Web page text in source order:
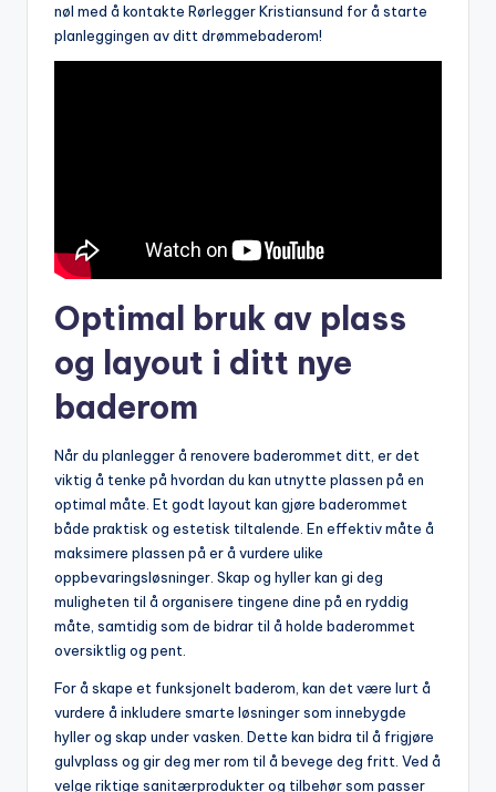
nøl med å kontakte Rørlegger⁤ Kristiansund for å starte
planleggingen av ⁤ditt⁢ drømmebaderom!
Optimal bruk av plass
‍og layout i ‌ditt nye
⁣baderom
Når du planlegger å renovere‌ baderommet ditt, er det
viktig ‌å‍ tenke⁣ på hvordan du kan⁢ utnytte⁣ plassen på⁤ en
‍optimal måte. ⁢Et ⁢godt layout ‍kan gjøre baderommet
‌både⁢ praktisk og estetisk tiltalende. ​En ⁣effektiv måte ⁢å
maksimere plassen på er å vurdere ulike
oppbevaringsløsninger. Skap og hyller kan gi​ deg​
muligheten til å ‌organisere ‌tingene dine på en ryddig
måte, samtidig som de bidrar til​ å holde baderommet
⁢oversiktlig og pent.
For ⁤å ⁣skape et funksjonelt baderom, kan⁢ det være‌ lurt å
vurdere å inkludere smarte løsninger som innebygde
hyller ‍og skap⁣ under ​vasken. Dette kan bidra til å⁣ frigjøre
gulvplass og gir deg⁢ mer rom⁤ til⁣ å bevege deg fritt.⁤ Ved‌ å⁢
velge riktige sanitærprodukter og tilbehør⁣ som passer